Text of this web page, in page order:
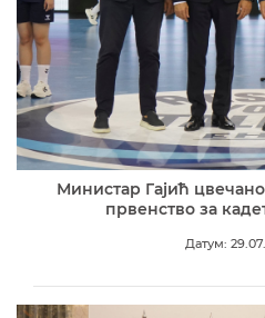
Министар Гајић
првенство за
Датум: